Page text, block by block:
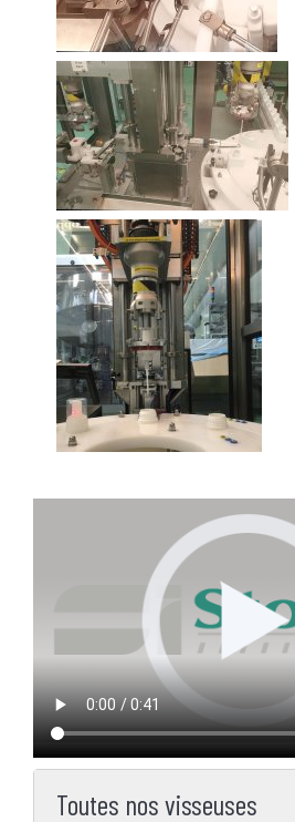
Toutes nos visseuses